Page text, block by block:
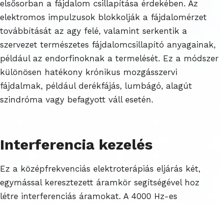
elsősorban a fájdalom csillapítása érdekében. Az
elektromos impulzusok blokkolják a fájdalomérzet
továbbítását az agy felé, valamint serkentik a
szervezet természetes fájdalomcsillapító anyagainak,
például az endorfinoknak a termelését. Ez a módszer
különösen hatékony krónikus mozgásszervi
fájdalmak, például derékfájás, lumbágó, alagút
szindróma vagy befagyott váll esetén.
Interferencia kezelés
Ez a középfrekvenciás elektroterápiás eljárás két,
egymással keresztezett áramkör segítségével hoz
létre interferenciás áramokat. A 4000 Hz-es